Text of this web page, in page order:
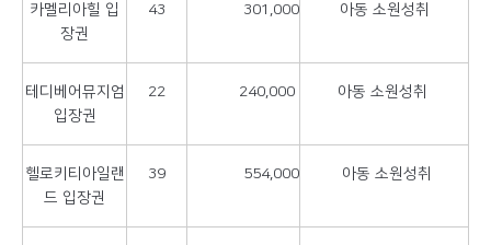
카멜리아힐 입
장권
43 301,000 아동 소원성취
테디베어뮤지엄
입장권
22 240,000 아동 소원성취
헬로키티아일랜
드 입장권
39 554,000 아동 소원성취